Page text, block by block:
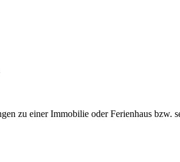
zu einer Immobilie oder Ferienhaus